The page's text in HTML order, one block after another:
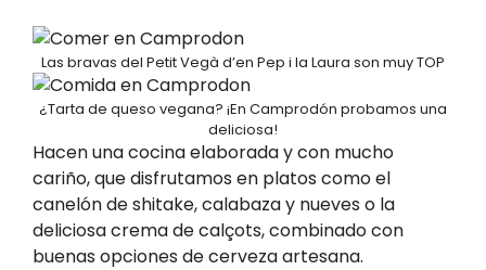
Las bravas del Petit Vegà d’en Pep i la Laura son muy TOP
¿Tarta de queso vegana? ¡En Camprodón probamos una
deliciosa!
Hacen una cocina elaborada y con mucho
cariño, que disfrutamos en platos como el
canelón de shitake, calabaza y nueves o la
deliciosa crema de calçots, combinado con
buenas opciones de cerveza artesana.